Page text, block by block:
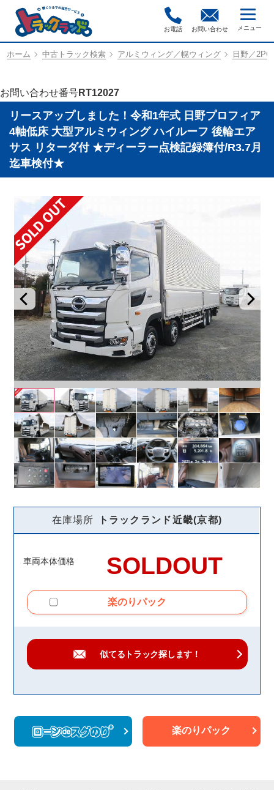
お電話 お問い合わせ
ホーム 中古トラック検索 アルミウィング／幌ウィング 日野／
お問い合わせ番号RT12027
リースアップしました！令和1年式 日野プロフィア
4軸低床 大型アルミウィング ハイルーフ 後輪エア
サス リターダ付 ★ディーラー点検記録簿付/R3.7月
迄車検付★
在庫場所 トラックランド近畿(京都)
車両本体価格 SOLDOUT
楽のりパック
似てるトラック探します！
楽のりパック